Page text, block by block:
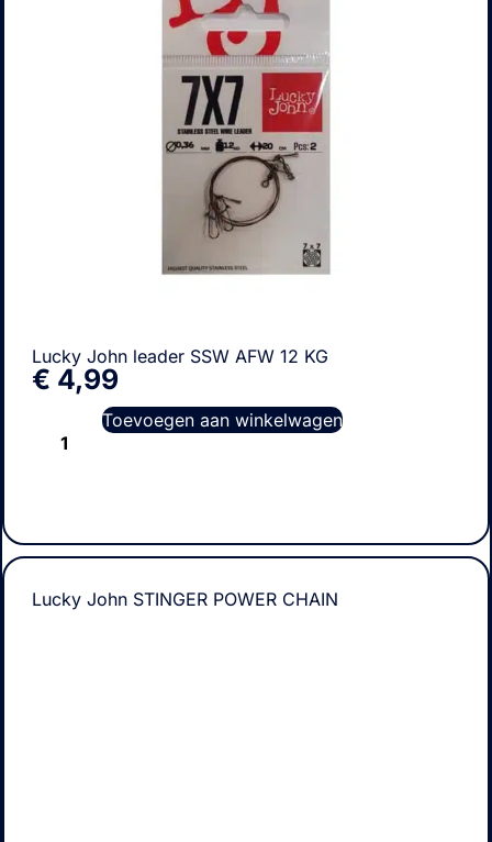
Lucky John leader SSW AFW 12 KG
€ 4,99
Toevoegen aan winkelwagen
Lucky John STINGER POWER CHAIN